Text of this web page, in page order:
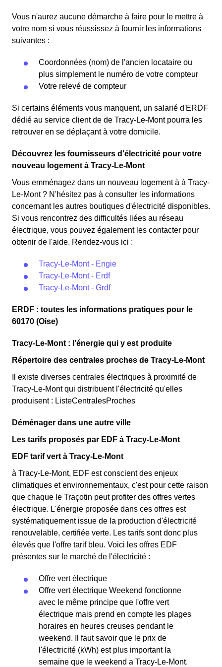
Vous n'aurez aucune démarche à faire pour le mettre à
votre nom si vous réussissez à fournir les informations
suivantes :
Coordonnées (nom) de l'ancien locataire ou
plus simplement le numéro de votre compteur
Votre relevé de compteur
Si certains éléments vous manquent, un salarié d'ERDF
dédié au service client de de Tracy-Le-Mont pourra les
retrouver en se déplaçant à votre domicile.
Découvrez les fournisseurs d'électricité pour votre
nouveau logement à Tracy-Le-Mont
Vous emménagez dans un nouveau logement à à Tracy-
Le-Mont ? N'hésitez pas à consulter les informations
concernant les autres boutiques d'électricité disponibles.
Si vous rencontrez des difficultés liées au réseau
électrique, vous pouvez également les contacter pour
obtenir de l'aide. Rendez-vous ici :
Tracy-Le-Mont - Engie
Tracy-Le-Mont - Erdf
Tracy-Le-Mont - Grdf
ERDF : toutes les informations pratiques pour le
60170 (Oise)
Tracy-Le-Mont : l'énergie qui y est produite
Répertoire des centrales proches de Tracy-Le-Mont
Il existe diverses centrales électriques à proximité de
Tracy-Le-Mont qui distribuent l'électricité qu'elles
produisent : ListeCentralesProches
Déménager dans une autre ville
Les tarifs proposés par EDF à Tracy-Le-Mont
EDF tarif vert à Tracy-Le-Mont
à Tracy-Le-Mont, EDF est conscient des enjeux
climatiques et environnementaux, c'est pour cette raison
que chaque le Traçotin peut profiter des offres vertes
électrique. L'énergie proposée dans ces offres est
systématiquement issue de la production d'électricité
renouvelable, certifiée verte. Les tarifs sont donc plus
élevés que l'offre tarif bleu. Voici les offres EDF
présentes sur le marché de l'électricité :
Offre vert électrique
Offre vert électrique Weekend fonctionne
avec le même principe que l'offre vert
électrique mais prend en compte les plages
horaires en heures creuses pendant le
weekend. Il faut savoir que le prix de
l'électricité (kWh) est plus important la
semaine que le weekend a Tracy-Le-Mont.